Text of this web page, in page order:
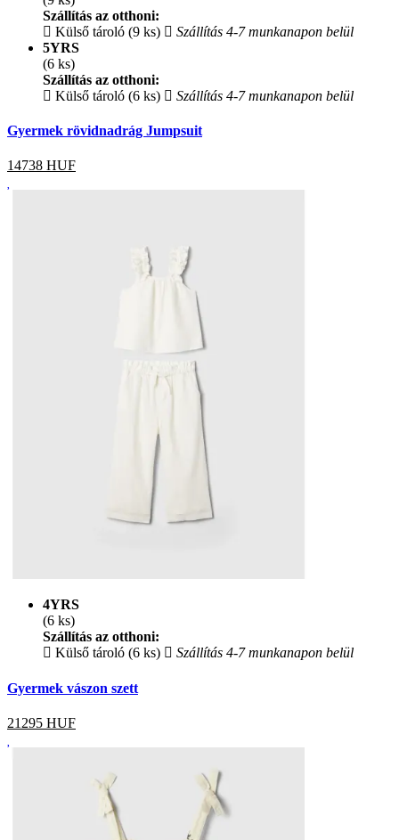
Szállítás az otthoni:
Külső tároló (9 ks)
Szállítás 4-7 munkanapon belül
5YRS
(6 ks)
Szállítás az otthoni:
Külső tároló (6 ks)
Szállítás 4-7 munkanapon belül
Gyermek rövidnadrág Jumpsuit
14738 HUF
4YRS
(6 ks)
Szállítás az otthoni:
Külső tároló (6 ks)
Szállítás 4-7 munkanapon belül
Gyermek vászon szett
21295 HUF